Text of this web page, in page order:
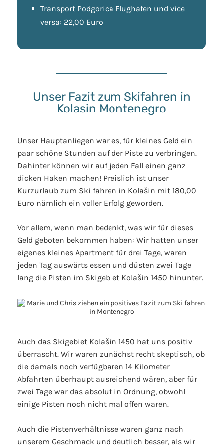
Transport Podgorica Flughafen und vice
versa: 22,00 Euro
Unser Fazit zum Skifahren in
Kolasin Montenegro
Unser Hauptanliegen war es, für kleines Geld ein
paar schöne Stunden auf der Piste zu verbringen.
Dahinter können wir auf jeden Fall einen ganz
dicken Haken machen! Preislich ist unser
Kurzurlaub zum Ski fahren in Kolašin mit 180,00
Euro nämlich ein voller Erfolg geworden.
Vor allem, wenn man bedenkt, was wir für dieses
Geld geboten bekommen haben: Wir hatten unser
eigenes kleines Apartment für drei Tage, waren
jeden Tag auswärts essen und düsten zwei Tage
lang die Pisten im Skigebiet Kolašin 1450 hinunter.
Auch das Skigebiet Kolašin 1450 hat uns positiv
überrascht. Wir waren zunächst recht skeptisch, ob
die damals noch verfügbaren 14 Kilometer
Abfahrten überhaupt ausreichend wären, aber für
zwei Tage war das absolut in Ordnung, obwohl
einige Pisten noch nicht mal offen waren.
Auch die Pistenverhältnisse waren ganz nach
unserem Geschmack und deutlich besser, als wir